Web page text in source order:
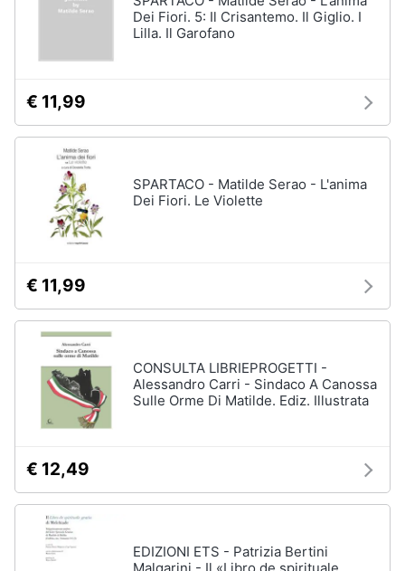
Dei Fiori. 5: Il Crisantemo. Il Giglio. I
Lilla. Il Garofano
€ 11,99
SPARTACO - Matilde Serao - L'anima
Dei Fiori. Le Violette
€ 11,99
CONSULTA LIBRIEPROGETTI -
Alessandro Carri - Sindaco A Canossa
Sulle Orme Di Matilde. Ediz. Illustrata
€ 12,49
EDIZIONI ETS - Patrizia Bertini